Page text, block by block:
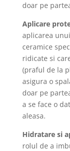
doar pe
Aplicare
aplicarea
ceramice
ridicate si
(praful de la
asigura o
doar pe
a se face o
aleasa.
Hidratare si
rolul de a